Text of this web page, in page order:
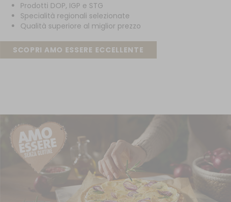
Prodotti DOP, IGP e STG
Specialità regionali selezionate
Qualità superiore al miglior prezzo
SCOPRI AMO ESSERE ECCELLENTE